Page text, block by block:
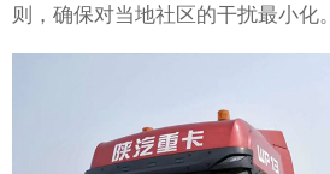
则，确保对当地社区的干扰最小化。